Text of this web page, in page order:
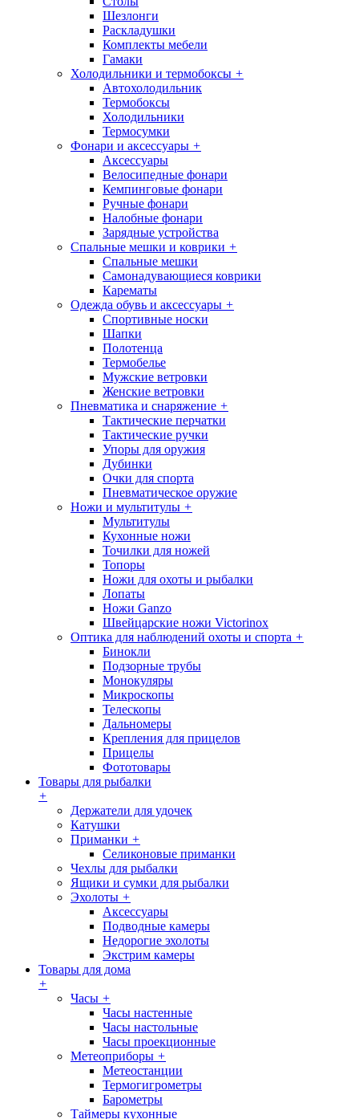
Шезлонги
Раскладушки
Комплекты мебели
Гамаки
Холодильники и термобоксы +
Автохолодильник
Термобоксы
Холодильники
Термосумки
Фонари и аксессуары +
Аксессуары
Велосипедные фонари
Кемпинговые фонари
Ручные фонари
Налобные фонари
Зарядные устройства
Спальные мешки и коврики +
Спальные мешки
Самонадувающиеся коврики
Карематы
Одежда обувь и аксессуары +
Спортивные носки
Шапки
Полотенца
Термобелье
Мужские ветровки
Женские ветровки
Пневматика и снаряжение +
Тактические перчатки
Тактические ручки
Упоры для оружия
Дубинки
Очки для спорта
Пневматическое оружие
Ножи и мультитулы +
Мультитулы
Кухонные ножи
Точилки для ножей
Топоры
Ножи для охоты и рыбалки
Лопаты
Ножи Ganzo
Швейцарские ножи Victorinox
Оптика для наблюдений охоты и спорта +
Бинокли
Подзорные трубы
Монокуляры
Микроскопы
Телескопы
Дальномеры
Крепления для прицелов
Прицелы
Фототовары
Товары для рыбалки
+
Держатели для удочек
Катушки
Приманки +
Селиконовые приманки
Чехлы для рыбалки
Ящики и сумки для рыбалки
Эхолоты +
Аксессуары
Подводные камеры
Недорогие эхолоты
Экстрим камеры
Товары для дома
+
Часы +
Часы настенные
Часы настольные
Часы проекционные
Метеоприборы +
Метеостанции
Термогигрометры
Барометры
Таймеры кухонные